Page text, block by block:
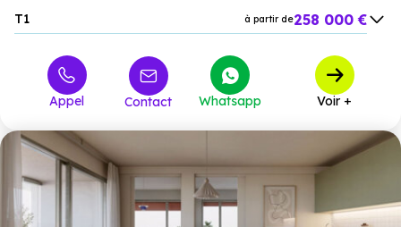
T1 à partir de258 000 €
à partir de 348 000 €
à partir de 454 000 €
Appel Contact Whatsapp Voir +